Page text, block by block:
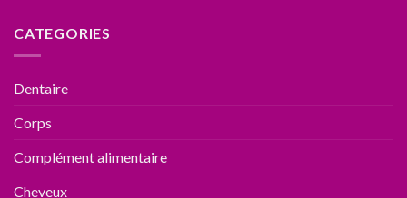
CATEGORIES
Dentaire
Corps
Complément alimentaire
Cheveux